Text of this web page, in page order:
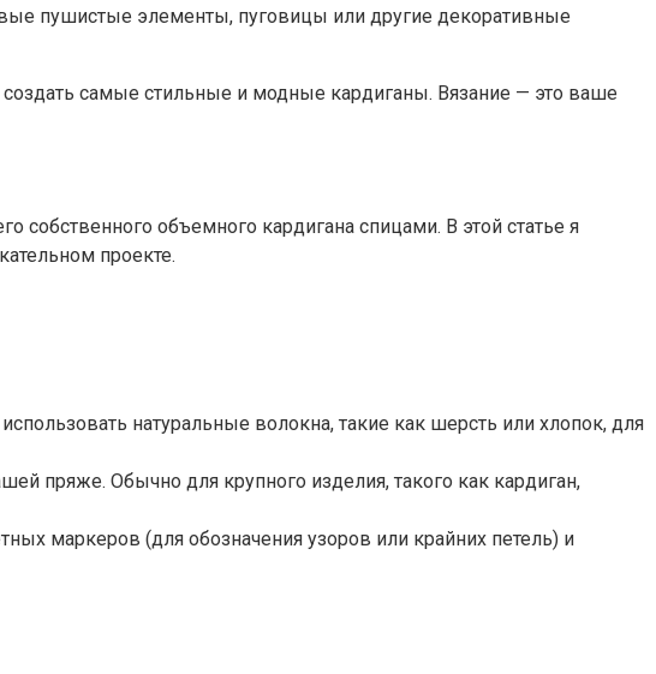
пушистые элементы, пуговицы или другие декоративные
самые стильные и модные кардиганы. Вязание — это ваше
собственного объемного кардигана спицами. В этой статье я
проекте.
натуральные волокна, такие как шерсть или хлопок, для
пряже. Обычно для крупного изделия, такого как кардиган,
маркеров (для обозначения узоров или крайних петель) и